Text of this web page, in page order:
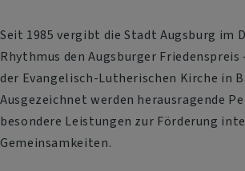
Seit 1985 vergibt die Stadt Augsburg im
Rhythmus den Augsburger
der Evangelisch-Lutherischen Kirche in
Ausgezeichnet werden herausragende
besondere Leistungen zur Förderung
Gemeinsamkeiten.